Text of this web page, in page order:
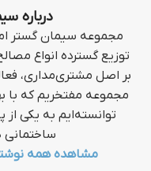
درباره
توزیع گسترده انواع
بر اصل مشتری‌مداری،
مجموعه مفتخریم که با
توانسته‌ایم به یکی
ساختمانی
مشاهده همه